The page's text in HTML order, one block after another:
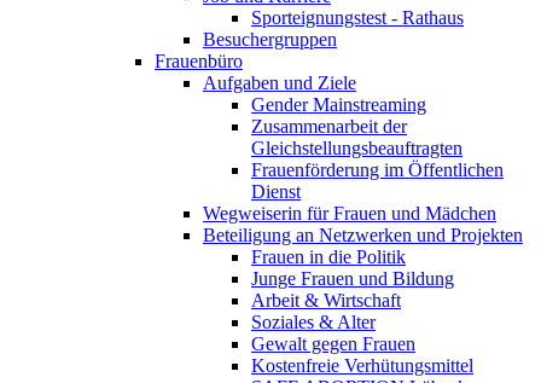
Sporteignungstest - Rathaus
Besuchergruppen
Frauenbüro
Aufgaben und Ziele
Gender Mainstreaming
Zusammenarbeit der
Gleichstellungsbeauftragten
Frauenförderung im Öffentlichen
Dienst
Wegweiserin für Frauen und Mädchen
Beteiligung an Netzwerken und Projekten
Frauen in die Politik
Junge Frauen und Bildung
Arbeit & Wirtschaft
Soziales & Alter
Gewalt gegen Frauen
Kostenfreie Verhütungsmittel